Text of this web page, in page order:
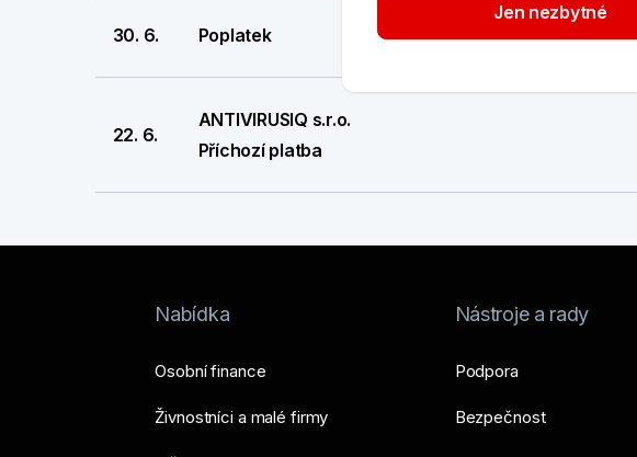
30. 6. Poplatek
22. 6.
ANTIVIRUSIQ s.r.o.
Příchozí platba
Nabídka
Osobní finance
Živnostníci a malé firmy
Nástroje a rady
Podpora
Bezpečnost
Jen nezbytné